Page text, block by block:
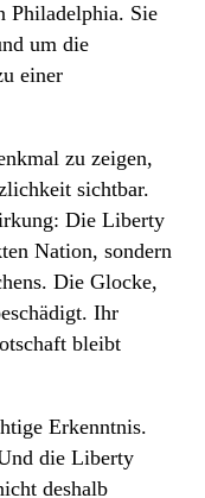
Philadelphia. Sie
um die
einer
zu zeigen,
sichtbar.
Die Liberty
Nation, sondern
Die Glocke,
Ihr
bleibt
Erkenntnis.
die Liberty
deshalb